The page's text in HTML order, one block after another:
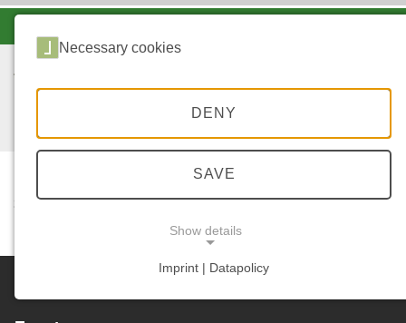
STARTSEITE ... JAGD
Necessary cookies
DENY
SAVE
Show details
Imprint | Datapolicy